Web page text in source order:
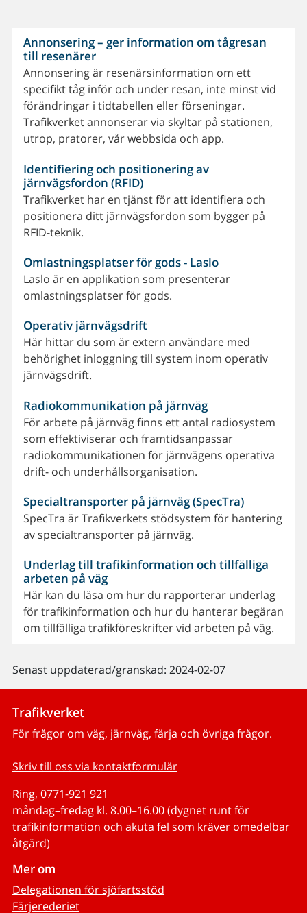
Annonsering – ger information om tågresan
till resenärer
Annonsering är resenärsinformation om ett
specifikt tåg inför och under resan, inte minst vid
förändringar i tidtabellen eller förseningar.
Trafikverket annonserar via skyltar på stationen,
utrop, pratorer, vår webbsida och app.
Identifiering och positionering av
järnvägsfordon (RFID)
Trafikverket har en tjänst för att identifiera och
positionera ditt järnvägsfordon som bygger på
RFID-teknik.
Omlastningsplatser för gods - Laslo
Laslo är en applikation som presenterar
omlastningsplatser för gods.
Operativ järnvägsdrift
Här hittar du som är extern användare med
behörighet inloggning till system inom operativ
järnvägsdrift.
Radiokommunikation på järnväg
För arbete på järnväg finns ett antal radiosystem
som effektiviserar och framtidsanpassar
radiokommunikationen för järnvägens operativa
drift- och underhållsorganisation.
Specialtransporter på järnväg (SpecTra)
SpecTra är Trafikverkets stödsystem för hantering
av specialtransporter på järnväg.
Underlag till trafikinformation och tillfälliga
arbeten på väg
Här kan du läsa om hur du rapporterar underlag
för trafikinformation och hur du hanterar begäran
om tillfälliga trafikföreskrifter vid arbeten på väg.
Senast uppdaterad/granskad: 2024-02-07
Trafikverket
För frågor om väg, järnväg, färja och övriga frågor.
Skriv till oss via kontaktformulär
Ring, 0771-921 921
måndag–fredag kl. 8.00–16.00 (dygnet runt för
trafikinformation och akuta fel som kräver omedelbar
åtgärd)
Mer om
Delegationen för sjöfartsstöd
Färjerederiet